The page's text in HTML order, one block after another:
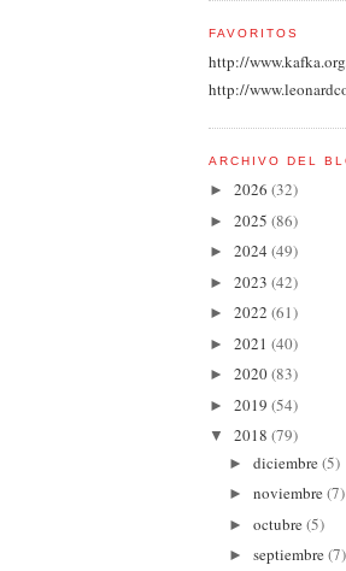
FAVORITOS
http://
http://
ARCHIVO DEL
► 2026 (32)
► 2025 (86)
► 2024 (49)
► 2023 (42)
► 2022 (61)
► 2021 (40)
► 2020(83)
► 2019 (54)
▼ 2018 (79)
► diciembre(5)
► noviembre(7)
► octubre(5)
► septiembre(7)